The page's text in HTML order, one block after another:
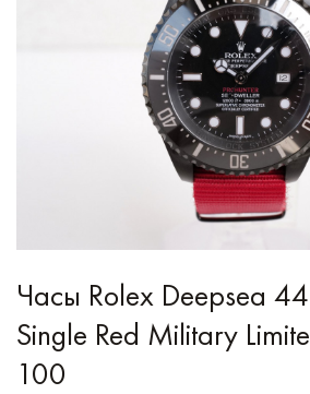
Часы Rolex Deepsea
Single Red Military
100